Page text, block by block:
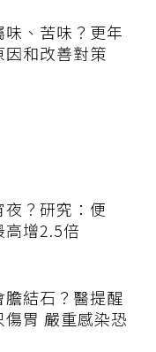
、苦味？更年
和改善對策
？研究：便
高增2.5倍
結石？醫提醒
胃 嚴重感染恐